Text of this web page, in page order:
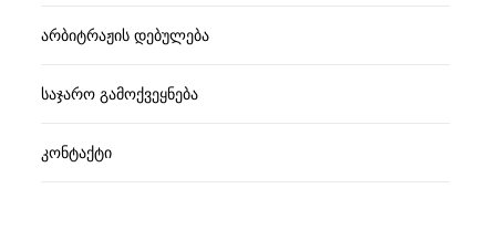
არბიტრაჟის დებულება
საჯარო გამოქვეყნება
კონტაქტი